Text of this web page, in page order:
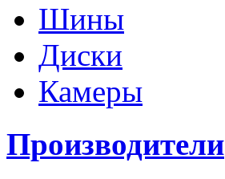
Шины
Диски
Камеры
Производители